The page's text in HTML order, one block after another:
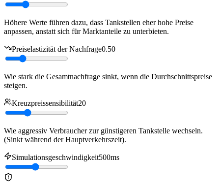
Höhere Werte führen dazu, dass Tankstellen eher hohe Preise
anpassen, anstatt sich für Marktanteile zu unterbieten.
Preiselastizität der Nachfrage0.50
Wie stark die Gesamtnachfrage sinkt, wenn die Durchschnittspreise
steigen.
Kreuzpreissensibilität20
Wie aggressiv Verbraucher zur günstigeren Tankstelle wechseln.
(Sinkt während der Hauptverkehrszeit).
Simulationsgeschwindigkeit500ms